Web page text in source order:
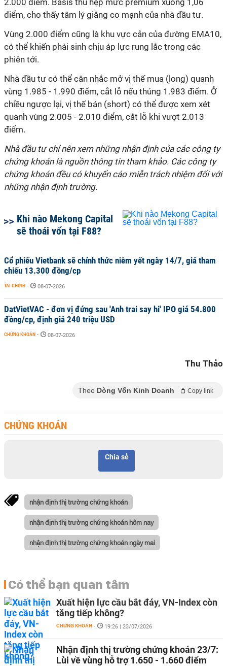
2.000 điểm. Basis thu hẹp mức premium xuống 1,06
điểm, cho thấy tâm lý giằng co mạnh của nhà đầu tư.
Vùng 2.000 điểm cũng là khu vực cản của đường EMA10,
có thể khiến phái sinh chịu áp lực rung lắc trong các
phiên tới.
Nhà đầu tư có thể cân nhắc mở vị thế mua (long) quanh
vùng 1.985 - 1.990 điểm, cắt lỗ nếu thủng 1.983 điểm. Ở
chiều ngược lại, vị thế bán (short) có thể được xem xét
quanh vùng 2.005 - 2.010 điểm, cắt lỗ khi vượt 2.013
điểm.
Nhà đầu tư chỉ nên xem những nhận định của các công ty
chứng khoán là nguồn thông tin tham khảo. Các công ty
chứng khoán đều có khuyến cáo miễn trách nhiệm đối với
những nhận định trường.
Khi nào Mekong Capital
sẽ thoái vốn tại F88?
Cổ phiếu Vietbank sẽ chính thức niêm yết ngày 14/7, giá tham
chiếu 13.300 đồng/cp
TÀI CHÍNH - 08-07-2026
DatVietVAC - đơn vị đứng sau 'Anh trai say hi' IPO giá 54.800
đồng/cp, định giá 240 triệu USD
CHỨNG KHOÁN - 08-07-2026
Thu Thảo
Theo Dòng Vốn Kinh Doanh Copy link
CHỨNG KHOÁN
Chia sẻ
nhận định thị trường chứng khoán
nhận định thị trường chứng khoán hôm nay
nhận định thị trường chứng khoán ngày mai
Có thể bạn quan tâm
Xuất hiện lực cầu bắt đáy, VN-Index còn
tăng tiếp không?
CHỨNG KHOÁN - 19:26 | 23/07/2026
Nhận định thị trường chứng khoán 23/7:
Lùi về vùng hỗ trợ 1.650 - 1.660 điểm